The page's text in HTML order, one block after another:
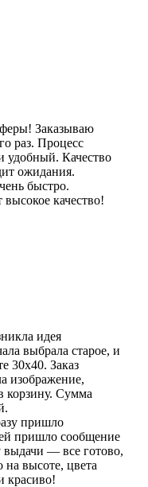
Заказываю
раз. Процесс
удобный. Качество
ожидания.
быстро.
качество!
идея
выбрала старое, и
30х40. Заказ
изображение,
корзину. Сумма
пришло
пришло сообщение
выдачи — все готово,
на высоте, цвета
красиво!